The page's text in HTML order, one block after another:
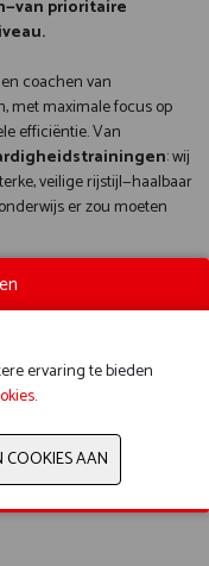
prioritaire
coachen van
met maximale focus op
efficiëntie. Van
: wij
veilige rijstijl—haalbaar
er zou moeten
ervaring te bieden
.